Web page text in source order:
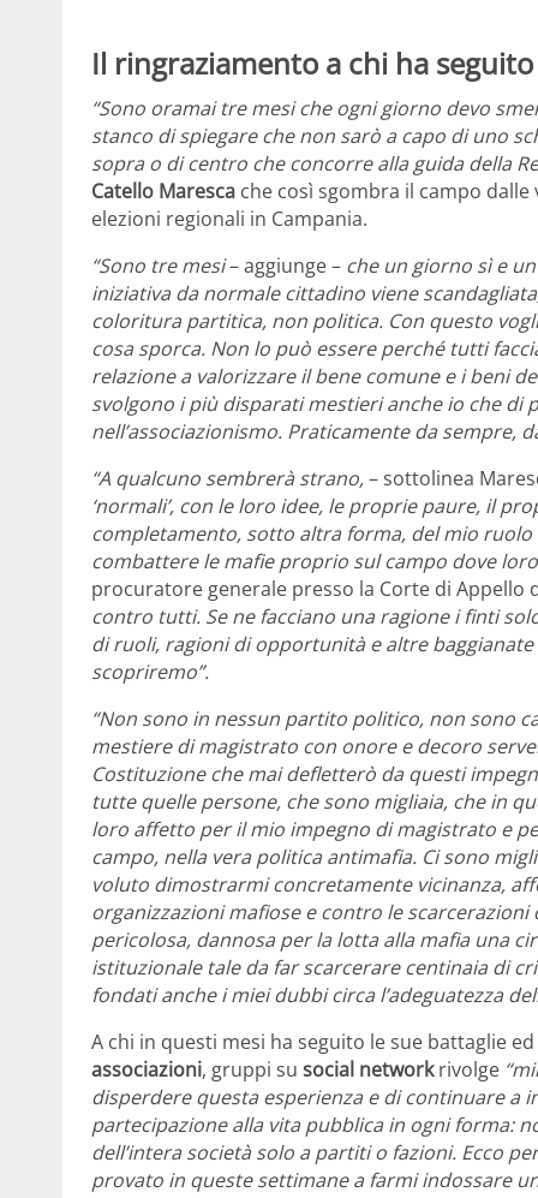
Il ringraziamento a chi ha
“Sono oramai tre mesi che ogni giorno devo
stanco di spiegare che non sarò a capo di uno
sopra o di centro che concorre alla guida della
Catello Maresca che così sgombra il campo
elezioni regionali in Campania.
“Sono tre mesi– aggiunge – che un giorno sì e
iniziativa da normale cittadino viene
coloritura partitica, non politica. Con questo
cosa sporca. Non lo può essere perché tutti
relazione a valorizzare il bene comune e i beni
svolgono i più disparati mestieri anche io che
nell’associazionismo. Praticamente da sempre,
“A qualcuno sembrerà strano,– sottolinea
‘normali’, con le loro idee, le proprie paure, il
completamento, sotto altra forma, del mio
combattere le mafie proprio sul campo dove
procuratore generale presso la Corte di Appello
contro tutti. Se ne facciano una ragione i finti
di ruoli, ragioni di opportunità e altre
scopriremo”.
“Non sono in nessun partito politico, non sono
mestiere di magistrato con onore e decoro
Costituzione che mai defletterò da questi
tutte quelle persone, che sono migliaia, che in
loro affetto per il mio impegno di magistrato e
campo, nella vera politica antimafia. Ci sono
voluto dimostrarmi concretamente vicinanza,
organizzazioni mafiose e contro le
pericolosa, dannosa per la lotta alla mafia una
istituzionale tale da far scarcerare centinaia di
fondati anche i miei dubbi circa l’adeguatezza
A chi in questi mesi ha seguito le sue battaglie
associazioni, gruppi su social networkrivolge
disperdere questa esperienza e di continuare a
partecipazione alla vita pubblica in ogni forma:
dell’intera società solo a partiti o fazioni. Ecco
provato in queste settimane a farmi indossare